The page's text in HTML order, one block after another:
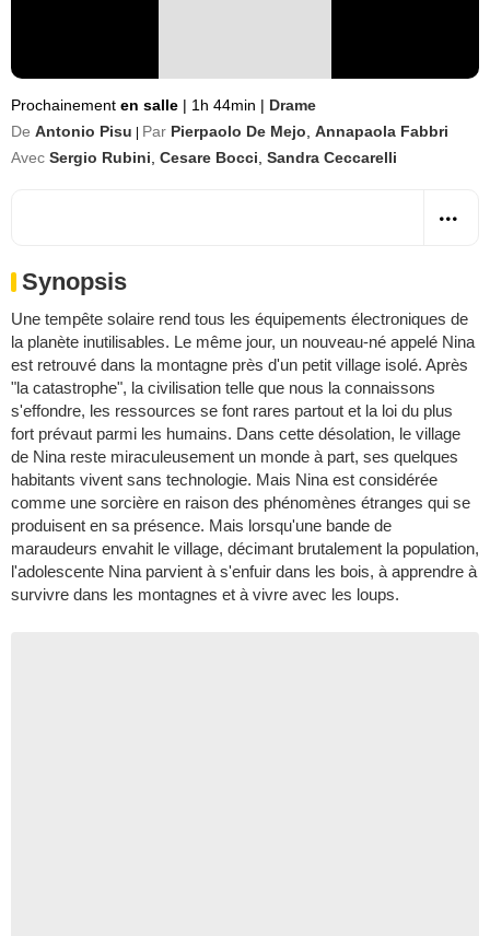
Prochainement en salle | 1h 44min | Drame
De Antonio Pisu Par Pierpaolo De Mejo Annapaola Fabbri
Avec Sergio Rubini Cesare Bocci Sandra Ceccarelli
Synopsis
Une tempête solaire rend tous les équipements électroniques de
la planète inutilisables. Le même jour, un nouveau-né appelé Nina
est retrouvé dans la montagne près d'un petit village isolé. Après
"la catastrophe", la civilisation telle que nous la connaissons
s'effondre, les ressources se font rares partout et la loi du plus
fort prévaut parmi les humains. Dans cette désolation, le village
de Nina reste miraculeusement un monde à part, ses quelques
habitants vivent sans technologie. Mais Nina est considérée
comme une sorcière en raison des phénomènes étranges qui se
produisent en sa présence. Mais lorsqu'une bande de
maraudeurs envahit le village, décimant brutalement la population,
l'adolescente Nina parvient à s'enfuir dans les bois, à apprendre à
survivre dans les montagnes et à vivre avec les loups.